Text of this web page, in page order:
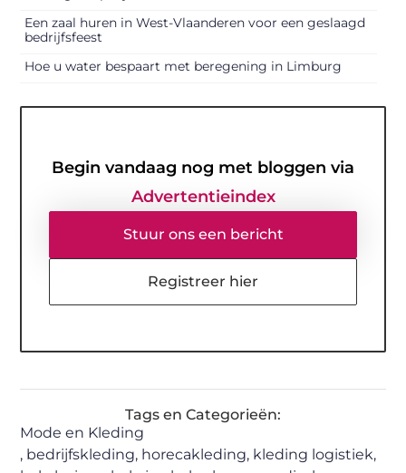
Een zaal huren in West-Vlaanderen voor een geslaagd
bedrijfsfeest
Hoe u water bespaart met beregening in Limburg
Begin vandaag nog met bloggen via
Advertentieindex
Stuur ons een bericht
Registreer hier
Tags en Categorieën:
Mode en Kleding
, bedrijfskleding, horecakleding, kleding logistiek,